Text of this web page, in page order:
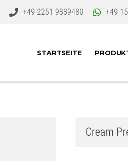
+49 2251 9889480 +49
STARTSEITE
Cream